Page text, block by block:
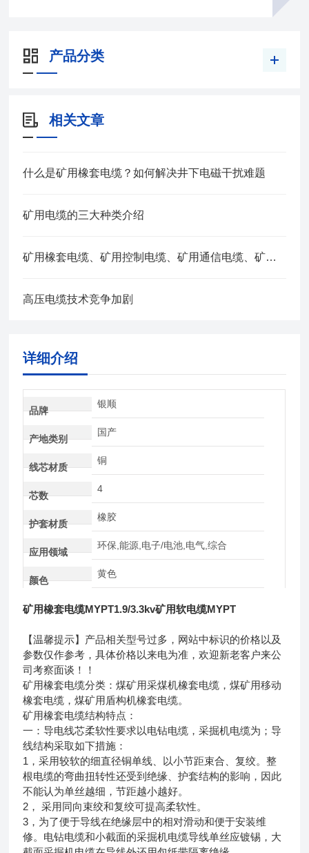
产品分类
相关文章
什么是矿用橡套电缆？如何解决井下电磁干扰难题
矿用电缆的三大种类介绍
矿用橡套电缆、矿用控制电缆、矿用通信电缆、矿用电力电缆、矿用计算机电缆区别，看完不选错
高压电缆技术竞争加剧
详细介绍
品牌
银顺
产地类别
国产
线芯材质
铜
芯数
4
护套材质
橡胶
应用领域
环保,能源,电子/电池,电气,综合
颜色
黄色
矿用橡套电缆MYPT1.9/3.3kv矿用软电缆MYPT
【温馨提示】产品相关型号过多，网站中标识的价格以及
参数仅作参考，具体价格以来电为准，欢迎新老客户来公
司考察面谈！！
矿用橡套电缆分类：煤矿用采煤机橡套电缆，煤矿用移动
橡套电缆，煤矿用盾构机橡套电缆。
矿用橡套电缆结构特点：
一：导电线芯柔软性要求以电钻电缆，采掘机电缆为；导
线结构采取如下措施：
1，采用较软的细直径铜单线、以小节距束合、复绞。整
根电缆的弯曲扭转性还受到绝缘、护套结构的影响，因此
不能认为单丝越细，节距越小越好。
2， 采用同向束绞和复绞可提高柔软性。
3，为了便于导线在绝缘层中的相对滑动和便于安装维
修。电钻电缆和小截面的采掘机电缆导线单丝应镀锡，大